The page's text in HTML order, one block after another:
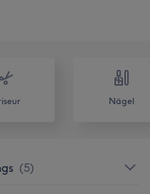
Nägel
(5)